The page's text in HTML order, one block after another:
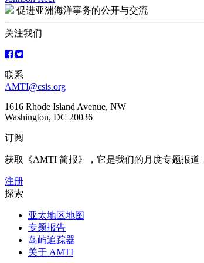
章
导
航
促进亚洲海洋事务的公开与交流
关注我们
联系
AMTI@csis.org
1616 Rhode Island Avenue, NW
Washington, DC 20036
订阅
获取《AMTI 简报》，它是我们的月度专题报
注册
探索
亚太地区地图
专题报告
岛屿追踪器
关于 AMTI